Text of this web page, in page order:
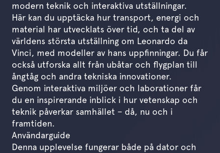
modern teknik och interaktiva utställningar.
Här kan du upptäcka hur transport, energi och
material har utvecklats över tid, och ta del av
världens största utställning om Leonardo da
Vinci, med modeller av hans uppfinningar. Du får
också utforska allt från ubåtar och flygplan till
ångtåg och andra tekniska innovationer.
Genom interaktiva miljöer och laborationer får
du en inspirerande inblick i hur vetenskap och
teknik påverkar samhället – då, nu och i
framtiden.
Användarguide
Denna upplevelse fungerar både på dator och